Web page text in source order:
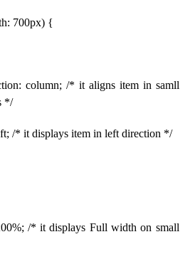
700px) {
/* it aligns item in samll
*/
displays item in left direction */
displays Full width on small